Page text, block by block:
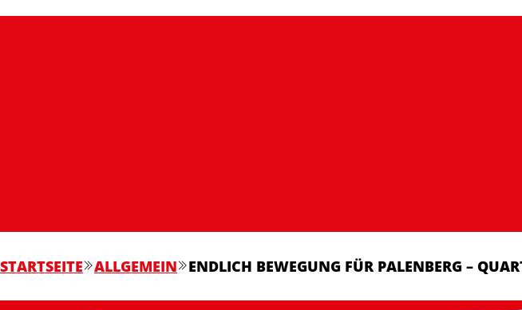
STARTSEITE ALLGEMEIN ENDLICH BEWEGUNG FÜR PALENBERG –